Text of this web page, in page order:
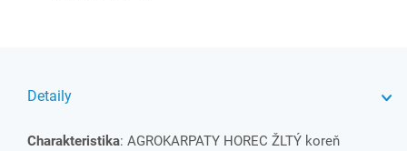
Detaily
Charakteristika: AGROKARPATY HOREC ŽLTÝ koreň